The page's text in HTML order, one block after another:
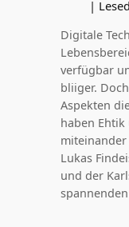
|
Digitale
verfügbar
bliiger.
Aspekten
haben
miteinander
Lukas
und der